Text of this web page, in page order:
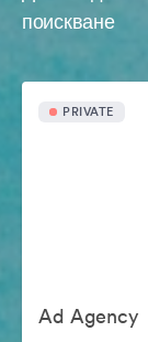
поискване
PRIVATE
Ad Agency